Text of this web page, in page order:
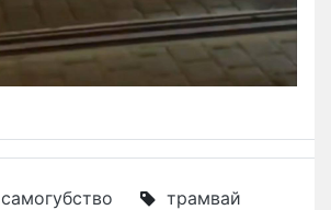
самогубство трамвай